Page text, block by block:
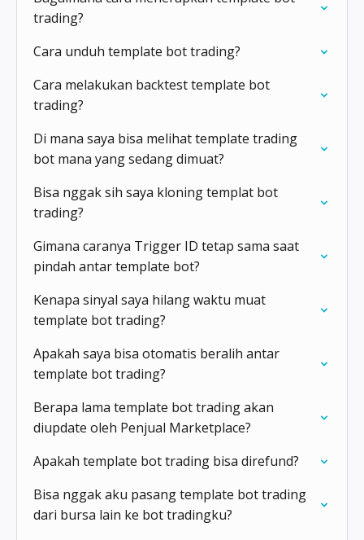
trading?
Cara unduh template bot trading?
Cara melakukan backtest template bot
trading?
Di mana saya bisa melihat template trading
bot mana yang sedang dimuat?
Bisa nggak sih saya kloning templat bot
trading?
Gimana caranya Trigger ID tetap sama saat
pindah antar template bot?
Kenapa sinyal saya hilang waktu muat
template bot trading?
Apakah saya bisa otomatis beralih antar
template bot trading?
Berapa lama template bot trading akan
diupdate oleh Penjual Marketplace?
Apakah template bot trading bisa direfund?
Bisa nggak aku pasang template bot trading
dari bursa lain ke bot tradingku?